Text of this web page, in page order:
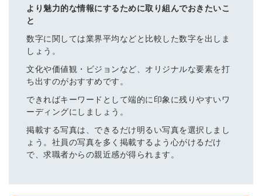
より魅力的な情報にするために取り組んでおきたいこ
と
数字に関しては業界平均などと比較した数字を出しま
しょう。
文化や価値観・ビジョンなど、オリジナルな要素を打
ち出すのがおすすめです。
できればキーワードとして端的に印象に残りやすいワ
ーディングにしましょう。
掲載する写真は、できるだけ明るい写真を選択しまし
ょう。社員の写真を多く掲載するよう心がけるだけ
で、求職者からの親近感が得られます。